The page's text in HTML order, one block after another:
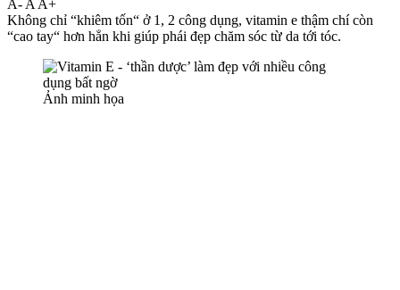
A- A A+
Không chỉ “khiêm tốn“ ở 1, 2 công dụng, vitamin e thậm chí còn
“cao tay“ hơn hẳn khi giúp phái đẹp chăm sóc từ da tới tóc.
Ảnh minh họa